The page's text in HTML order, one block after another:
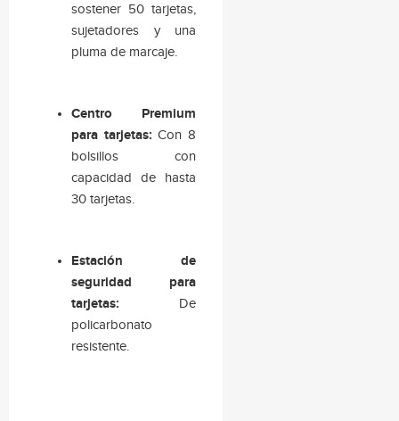
sostener 50 tarjetas,
sujetadores y una
pluma de marcaje.
Centro Premium
para tarjetas:Con 8
bolsillos con
capacidad de hasta
30 tarjetas.
Estación de
seguridad para
tarjetas: De
policarbonato
resistente.